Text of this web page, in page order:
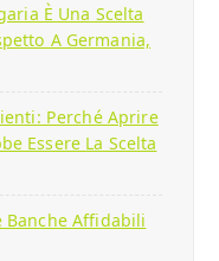
È Una Scelta
A Germania,
Perché Aprire
Essere La Scelta
Banche Affidabili